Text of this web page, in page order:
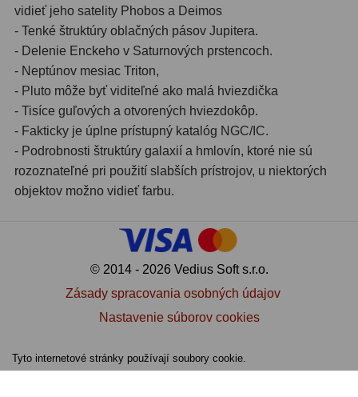
Foto stativy10
Lupy69
Literatúra10
Darčekové poukazy28
vidieť jeho satelity Phobos a Deimos
- Tenké štruktúry oblačných pásov Jupitera.
- Delenie Enckeho v Saturnových prstencoch.
- Neptúnov mesiac Triton,
- Pluto môže byť viditeľné ako malá hviezdička
- Tisíce guľových a otvorených hviezdokôp.
- Fakticky je úplne prístupný katalóg NGC/IC.
- Podrobnosti štruktúry galaxií a hmlovín, ktoré nie sú
rozoznateľné pri použití slabších prístrojov, u niektorých
objektov možno vidieť farbu.
© 2014 - 2026 Vedius Soft s.r.o.
Zásady spracovania osobných údajov
Nastavenie súborov cookies
Tyto internetové stránky používají soubory cookie.